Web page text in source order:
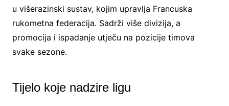
u višerazinski sustav, kojim upravlja Francuska
rukometna federacija. Sadrži više divizija, a
promocija i ispadanje utječu na pozicije timova
svake sezone.
Tijelo koje nadzire ligu